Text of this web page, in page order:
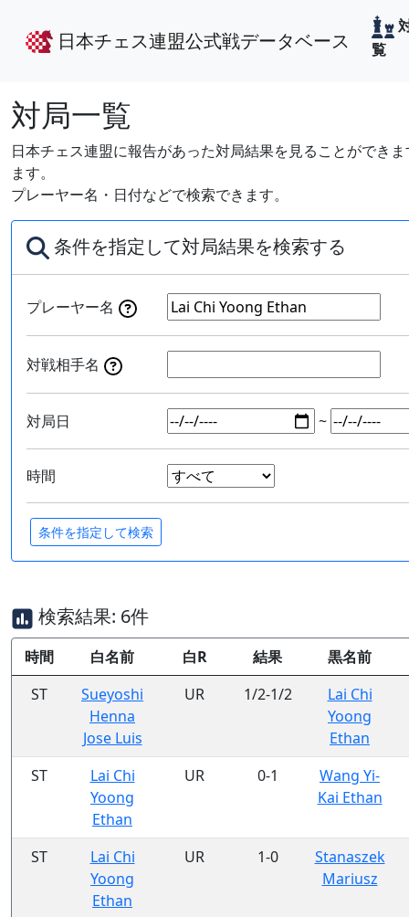
日本チェス連盟公式戦データベース
覧
対局一覧
日本チェス連盟に報告があった対局結果を見ることができ
ます。
プレーヤー名・日付などで検索できます。
条件を指定して対局結果を検索する
プレーヤー名
対戦相手名
対局日 ~
時間
検索結果: 6件
時間 白名前 白R 結果
黒名前
ST
Sueyoshi
Henna
Jose Luis
UR 1/2-1/2
Lai Chi
Yoong
Ethan
ST
Lai Chi
Yoong
Ethan
UR 0-1
Wang Yi-
Kai Ethan
ST
Lai Chi
Yoong
Ethan
UR 1-0
Stanaszek
Mariusz